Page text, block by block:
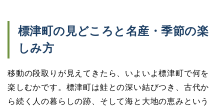
標津町の見どころと名産・季節の楽
しみ方
移動の段取りが見えてきたら、いよいよ標津町で何を
楽しむかです。標津町は鮭との深い結びつき、古代か
ら続く人の暮らしの跡、そして海と大地の恵みという